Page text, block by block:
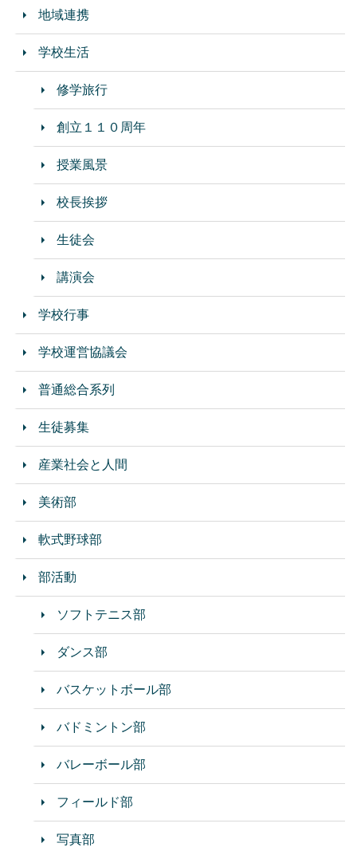
地域連携
学校生活
修学旅行
創立１１０周年
授業風景
校長挨拶
生徒会
講演会
学校行事
学校運営協議会
普通総合系列
生徒募集
産業社会と人間
美術部
軟式野球部
部活動
ソフトテニス部
ダンス部
バスケットボール部
バドミントン部
バレーボール部
フィールド部
写真部